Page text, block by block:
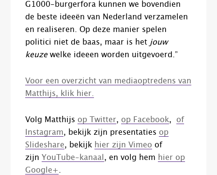
G1000-burgerfora kunnen we bovendien
de beste ideeën van Nederland verzamelen
en realiseren. Op deze manier spelen
politici niet de baas, maar is het jouw
keuzewelke ideeen worden uitgevoerd.”
Voor een overzicht van mediaoptredens van
Matthijs, klik hier.
Volg Matthijs op Twitter, op Facebook, of
Instagram, bekijk zijn presentaties op
Slideshare, bekijk hier zijn Vimeo of
zijn YouTube-kanaal , en volg hem hier op
Google+.